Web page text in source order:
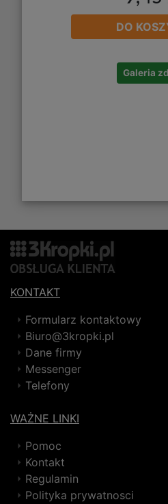
DO
Galeria
KONTAKT
Formularz kontaktowy
Biuro@3kropki.pl
Dane firmy
Messenger
Telefony
WAŻNE LINKI
Pomoc
Kontakt
Regulamin
Polityka prywatnosci